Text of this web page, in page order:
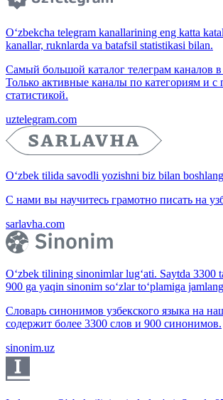
O‘zbekcha telegram kanallarining eng katta
kanallar, ruknlarda va batafsil statistikasi bilan.
Самый большой каталог телеграм каналов в
Только активные каналы по категориям и с
статистикой.
uztelegram.com
O‘zbek tilida savodli yozishni biz bilan
С нами вы научитесь грамотно писать на
sarlavha.com
O‘zbek tilining sinonimlar lug‘ati. Saytda 3300
900 ga yaqin sinonim so‘zlar to‘plamiga
Словарь синонимов узбекского языка на
содержит более 3300 слов и 900 синонимов.
sinonim.uz